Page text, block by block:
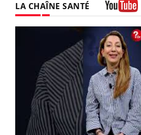
LA CHAÎNE SANTÉ